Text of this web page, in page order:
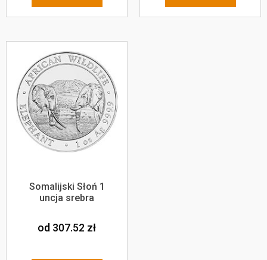
Somalijski Słoń 1
uncja srebra
od 307.52 zł